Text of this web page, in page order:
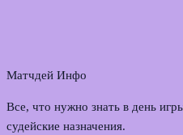
Матчдей Инфо
Все, что нужно знать в день
судейские назначения.